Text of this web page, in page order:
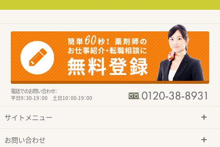
電話でのお問い合わせ：
平日9：30-19：00 土日10：00-19：00
サイトメニュー
お問い合わせ